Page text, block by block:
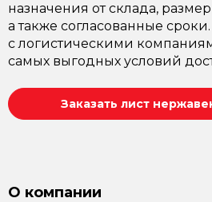
назначения от склада,
а также согласованные
с логистическими
самых выгодных условий
Заказать лист
О компании